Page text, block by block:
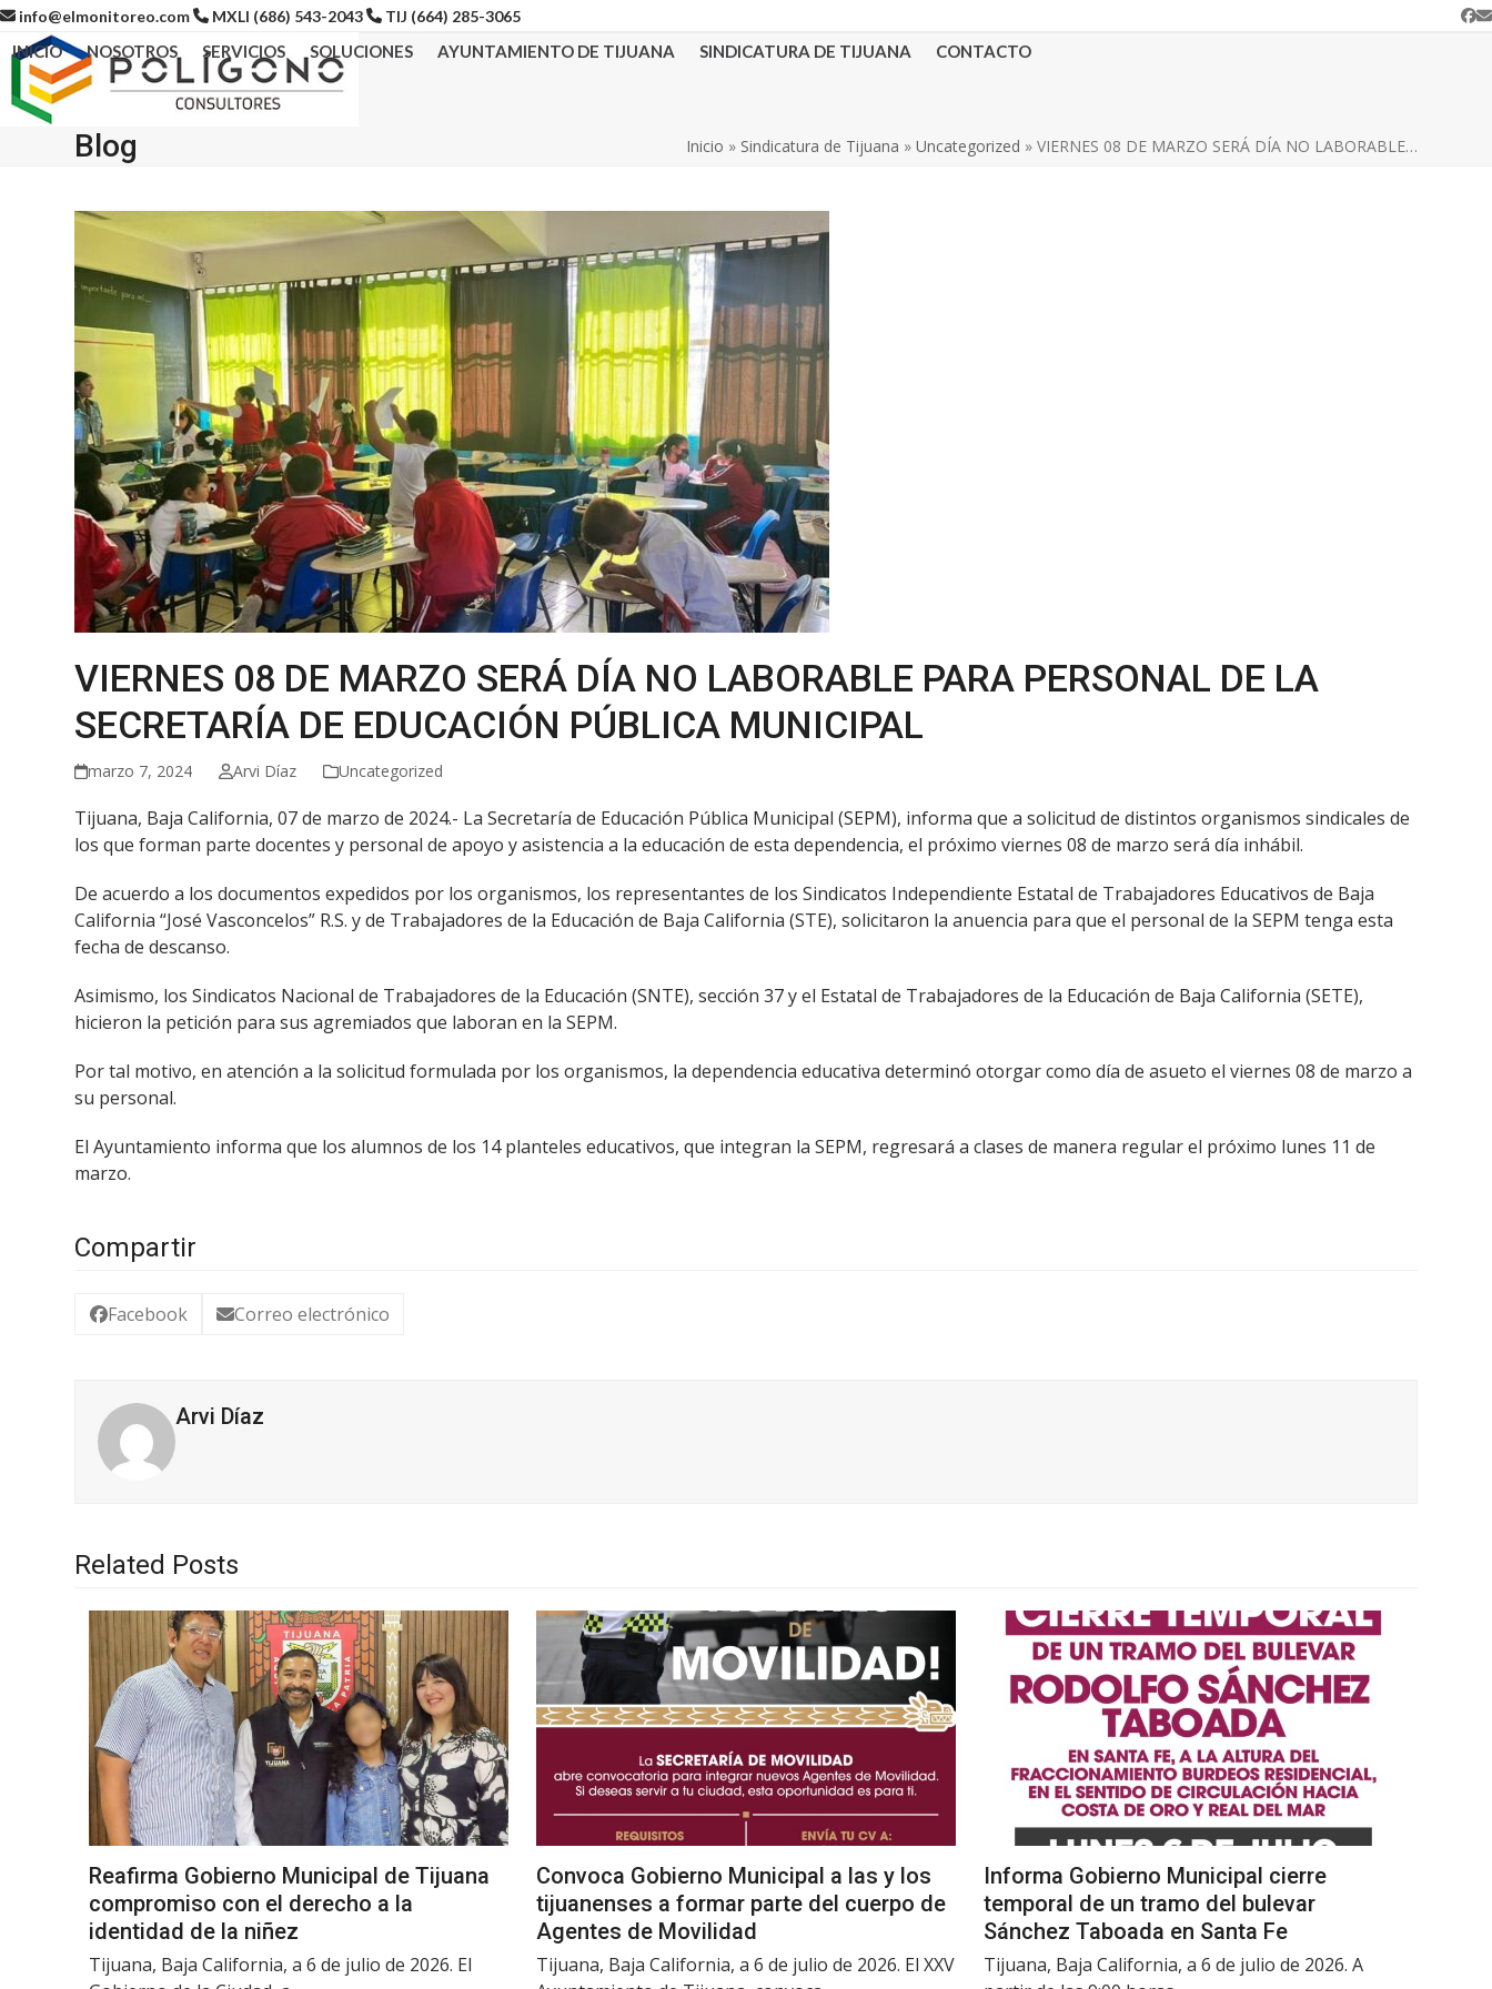
Skip
content
info@elmonitoreo.com MXLI (686) 543-2043 TIJ (664) 285-3065
INICIO NOSOTROS SERVICIOS SOLUCIONES AYUNTAMIENTO DE TIJUANA SINDICATURA DE TIJUANA CONTACTO
Blog Inicio » Sindicatura de Tijuana » Uncategorized » VIERNES 08 DE MARZO SERÁ DÍA NO LABORABLE…
VIERNES 08 DE MARZO SERÁ DÍA NO LABORABLE PARA PERSONAL DE LA
SECRETARÍA DE EDUCACIÓN PÚBLICA MUNICIPAL
marzo 7, 2024 Arvi Díaz Uncategorized
Tijuana, Baja California, 07 de marzo de 2024.- La Secretaría de Educación Pública Municipal (SEPM), informa que a solicitud de distintos organismos sindicales de
los que forman parte docentes y personal de apoyo y asistencia a la educación de esta dependencia, el próximo viernes 08 de marzo será día inhábil.
De acuerdo a los documentos expedidos por los organismos, los representantes de los Sindicatos Independiente Estatal de Trabajadores Educativos de Baja
California “José Vasconcelos” R.S. y de Trabajadores de la Educación de Baja California (STE), solicitaron la anuencia para que el personal de la SEPM tenga esta
fecha de descanso.
Asimismo, los Sindicatos Nacional de Trabajadores de la Educación (SNTE), sección 37 y el Estatal de Trabajadores de la Educación de Baja California (SETE),
hicieron la petición para sus agremiados que laboran en la SEPM.
Por tal motivo, en atención a la solicitud formulada por los organismos, la dependencia educativa determinó otorgar como día de asueto el viernes 08 de marzo a
su personal.
El Ayuntamiento informa que los alumnos de los 14 planteles educativos, que integran la SEPM, regresará a clases de manera regular el próximo lunes 11 de
marzo.
Compartir
Facebook Correo electrónico
Arvi Díaz
Related Posts
Reafirma Gobierno Municipal de Tijuana
compromiso con el derecho a la
identidad de la niñez
Tijuana, Baja California, a 6 de julio de 2026. El
Convoca Gobierno Municipal a las y los
tijuanenses a formar parte del cuerpo de
Agentes de Movilidad
Tijuana, Baja California, a 6 de julio de 2026. El XXV
Informa Gobierno Municipal cierre
temporal de un tramo del bulevar
Sánchez Taboada en Santa Fe
Tijuana, Baja California, a 6 de julio de 2026. A